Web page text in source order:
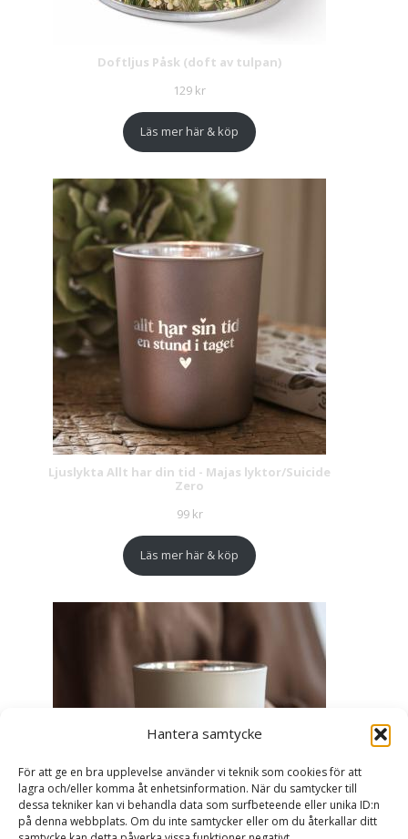
Hantera samtycke
För att ge en bra upplevelse använder vi teknik som cookies för att
lagra och/eller komma åt enhetsinformation. När du samtycker till
dessa tekniker kan vi behandla data som surfbeteende eller unika ID:n
på denna webbplats. Om du inte samtycker eller om du återkallar ditt
Doftljus Påsk (doft av tulpan)
129 kr
Läs mer här & köp
Ljuslykta Allt har din tid - Majas lyktor/Suicide
Zero
99 kr
Läs mer här & köp